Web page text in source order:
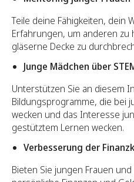
Teile deine Fähigkeiten, dein
Erfahrungen, um anderen zu
gläserne Decke zu
Junge Mädchen über
Unterstützen Sie an diesem
Bildungsprogramme, die bei
wecken und das Interesse
gestütztem Lernen wecken.
Verbesserung der
Bieten Sie jungen Frauen